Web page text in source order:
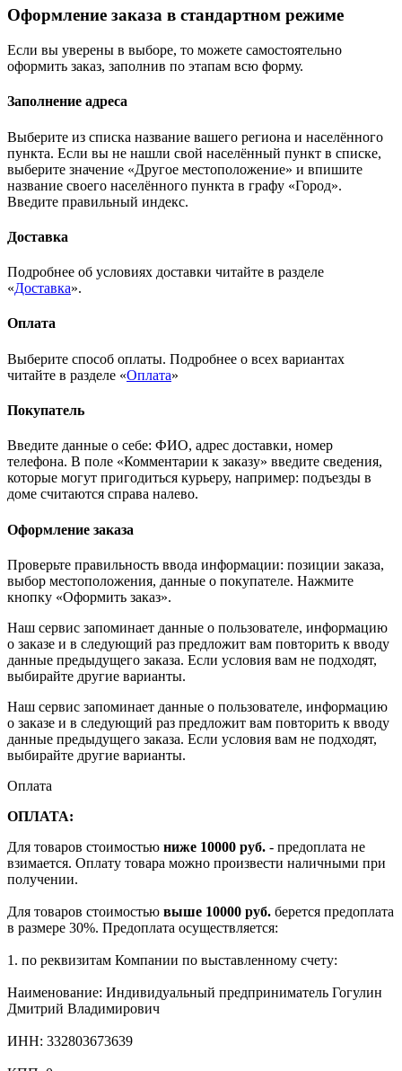
Оформление заказа в стандартном режиме
Если вы уверены в выборе, то можете самостоятельно
оформить заказ, заполнив по этапам всю форму.
Заполнение адреса
Выберите из списка название вашего региона и населённого
пункта. Если вы не нашли свой населённый пункт в списке,
выберите значение «Другое местоположение» и впишите
название своего населённого пункта в графу «Город».
Введите правильный индекс.
Доставка
Подробнее об условиях доставки читайте в разделе
«Доставка».
Оплата
Выберите способ оплаты. Подробнее о всех вариантах
читайте в разделе «Оплата»
Покупатель
Введите данные о себе: ФИО, адрес доставки, номер
телефона. В поле «Комментарии к заказу» введите сведения,
которые могут пригодиться курьеру, например: подъезды в
доме считаются справа налево.
Оформление заказа
Проверьте правильность ввода информации: позиции заказа,
выбор местоположения, данные о покупателе. Нажмите
кнопку «Оформить заказ».
Наш сервис запоминает данные о пользователе, информацию
о заказе и в следующий раз предложит вам повторить к вводу
данные предыдущего заказа. Если условия вам не подходят,
выбирайте другие варианты.
Наш сервис запоминает данные о пользователе, информацию
о заказе и в следующий раз предложит вам повторить к вводу
данные предыдущего заказа. Если условия вам не подходят,
выбирайте другие варианты.
Оплата
ОПЛАТА:
Для товаров стоимостью ниже 10000 руб. - предоплата не
взимается. Оплату товара можно произвести наличными при
получении.
Для товаров стоимостью выше 10000 руб. берется предоплата
в размере 30%. Предоплата осуществляется:
1. по реквизитам Компании по выставленному счету:
Наименование: Индивидуальный предприниматель Гогулин
Дмитрий Владимирович
ИНН: 332803673639